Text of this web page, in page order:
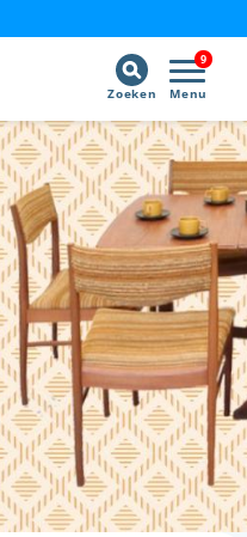
9
Menu
Zoeken